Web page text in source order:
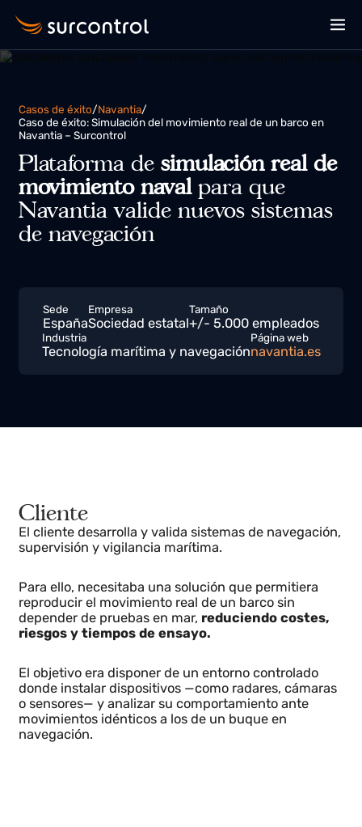
Casos de éxito/ Navantia /
Caso de éxito: Simulación del movimiento real de un barco en
Navantia – Surcontrol
Plataforma desimulación real de
movimiento navalpara que
Navantia valide nuevos sistemas
de navegación
Sede
España
Empresa
Sociedad estatal
Tamaño
+/- 5.000 empleados
Industria Página web
Cliente
supervisión y vigilancia marítima.
Para ello, necesitaba una solución que permitiera
reproducir el movimiento real de un barco sin
riesgos y tiempos de ensayo.
El objetivo era disponer de un entorno controlado
donde instalar dispositivos —como radares, cámaras
o sensores— y analizar su comportamiento ante